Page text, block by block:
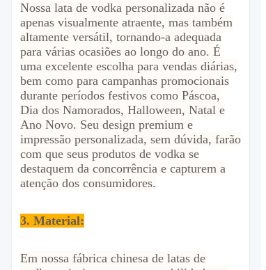
Nossa lata de vodka personalizada não é
apenas visualmente atraente, mas também
altamente versátil, tornando-a adequada
para várias ocasiões ao longo do ano. É
uma excelente escolha para vendas diárias,
bem como para campanhas promocionais
durante períodos festivos como Páscoa,
Dia dos Namorados, Halloween, Natal e
Ano Novo. Seu design premium e
impressão personalizada, sem dúvida, farão
com que seus produtos de vodka se
destaquem da concorrência e capturem a
atenção dos consumidores.
3. Material:
Em nossa fábrica chinesa de latas de